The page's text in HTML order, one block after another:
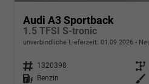
Audi A3 Sportback
1.5 TFSI S-tronic
unverbindliche Lieferzeit: 01.09.2026
Fahrzeugnr. 1320398 Getriebe
Kraftstoff
Benzin Außenfarbe